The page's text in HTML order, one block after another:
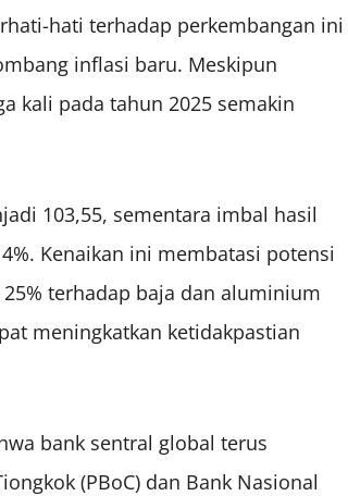
hati terhadap perkembangan ini
inflasi baru. Meskipun
kali pada tahun 2025 semakin
103,55, sementara imbal hasil
Kenaikan ini membatasi potensi
terhadap baja dan aluminium
meningkatkan ketidakpastian
bank sentral global terus
(PBoC) dan Bank Nasional